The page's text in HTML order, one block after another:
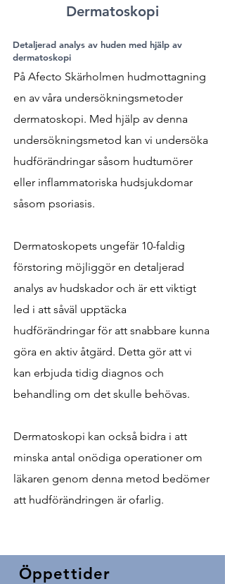
Dermatoskopi
Detaljerad analys av huden med hjälp av
dermatoskopi
På Afecto Skärholmen hudmottagning
en av våra undersökningsmetoder
dermatoskopi. Med hjälp av denna
undersökningsmetod kan vi undersöka
hudförändringar såsom hudtumörer
eller inflammatoriska hudsjukdomar
såsom psoriasis.
Dermatoskopets ungefär 10-faldig
förstoring möjliggör en detaljerad
analys av hudskador och är ett viktigt
led i att såväl upptäcka
hudförändringar för att snabbare kunna
göra en aktiv åtgärd. Detta gör att vi
kan erbjuda tidig diagnos och
behandling om det skulle behövas.
Dermatoskopi kan också bidra i att
minska antal onödiga operationer om
läkaren genom denna metod bedömer
att hudförändringen är ofarlig.
Öppettider